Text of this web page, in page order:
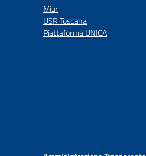
Miur
USR Toscana
Piattaforma UNICA